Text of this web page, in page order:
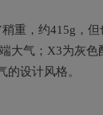
重，约415g，但
大气；X3为灰色
设计风格。